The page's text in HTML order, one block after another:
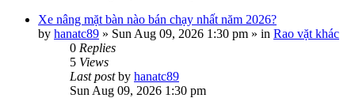
Xe nâng mặt bàn nào bán chạy nhất năm 2026?
by hanatc89 » Sun Aug 09, 2026 1:30 pm » in Rao vặt khác
0 Replies
5 Views
Last postby hanatc89
Sun Aug 09, 2026 1:30 pm